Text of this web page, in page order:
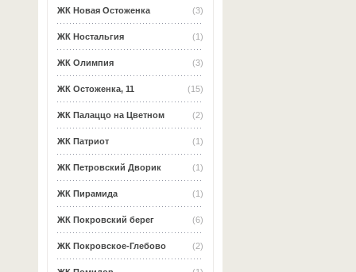
(3)
ЖК Новая Остоженка
(1)
ЖК Ностальгия
(3)
ЖК Олимпия
(15)
ЖК Остоженка, 11
(2)
ЖК Палаццо на Цветном
(1)
ЖК Патриот
(1)
ЖК Петровский Дворик
(1)
ЖК Пирамида
(6)
ЖК Покровский берег
(2)
ЖК Покровское-Глебово